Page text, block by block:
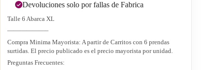
Devoluciones solo por fallas de Fabrica
Talle 6 Abarca XL
——————–
Compra Minima Mayorista: A partir de Carritos con 6 prendas
surtidas. El precio publicado es el precio mayorista por unidad.
Preguntas Frecuentes: